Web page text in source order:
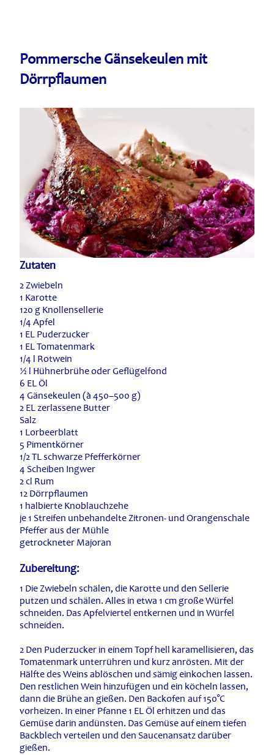
Pommersche Gänsekeulen mit
Dörrpflaumen
Zutaten
2 Zwiebeln
1 Karotte
120 g Knollensellerie
1/4 Apfel
1 EL Puderzucker
1 EL Tomatenmark
1/4 l Rotwein
½ l Hühnerbrühe oder Geflügelfond
6 EL Öl
4 Gänsekeulen (à 450–500 g)
2 EL zerlassene Butter
Salz
1 Lorbeerblatt
5 Pimentkörner
1/2 TL schwarze Pfefferkörner
4 Scheiben Ingwer
2 cl Rum
12 Dörrpflaumen
1 halbierte Knoblauchzehe
je 1 Streifen unbehandelte Zitronen- und Orangenschale
Pfeffer aus der Mühle
getrockneter Majoran
Zubereitung:
1 Die Zwiebeln schälen, die Karotte und den Sellerie
putzen und schälen. Alles in etwa 1 cm große Würfel
schneiden. Das Apfelviertel entkernen und in Würfel
schneiden.
2 Den Puderzucker in einem Topf hell karamellisieren, das
Tomatenmark unterrühren und kurz anrösten. Mit der
Hälfte des Weins ablöschen und sämig einkochen lassen.
Den restlichen Wein hinzufügen und ein köcheln lassen,
dann die Brühe an gießen. Den Backofen auf 150°C
vorheizen. In einer Pfanne 1 EL Öl erhitzen und das
Gemüse darin andünsten. Das Gemüse auf einem tiefen
Backblech verteilen und den Saucenansatz darüber
gießen.